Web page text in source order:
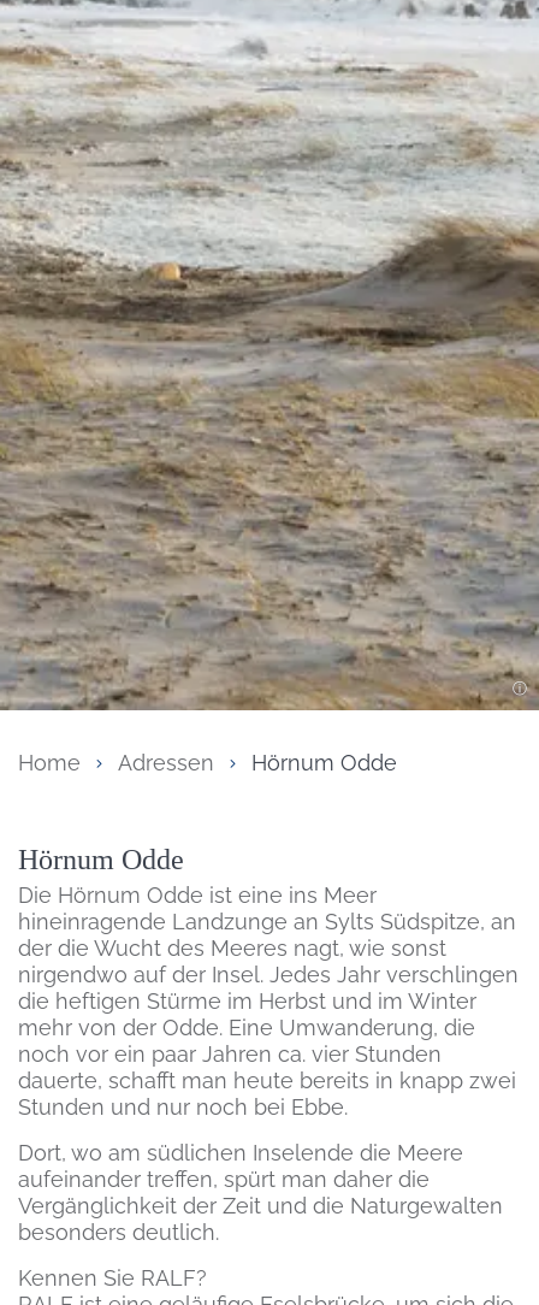
Home Adressen Hörnum Odde
Inhalt
Hörnum Odde
Die Hörnum Odde ist eine ins Meer
hineinragende Landzunge an Sylts Südspitze, an
der die Wucht des Meeres nagt, wie sonst
nirgendwo auf der Insel. Jedes Jahr verschlingen
die heftigen Stürme im Herbst und im Winter
mehr von der Odde. Eine Umwanderung, die
noch vor ein paar Jahren ca. vier Stunden
dauerte, schafft man heute bereits in knapp zwei
Stunden und nur noch bei Ebbe.
Dort, wo am südlichen Inselende die Meere
aufeinander treffen, spürt man daher die
Vergänglichkeit der Zeit und die Naturgewalten
besonders deutlich.
Kennen Sie RALF?